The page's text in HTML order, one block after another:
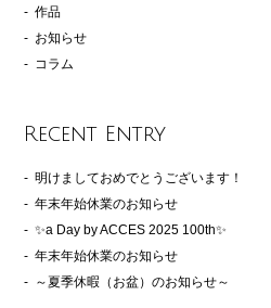
作品
お知らせ
コラム
Recent Entry
明けましておめでとうございます！
年末年始休業のお知らせ
✨a Day by ACCES 2025 100th✨
年末年始休業のお知らせ
～夏季休暇（お盆）のお知らせ～